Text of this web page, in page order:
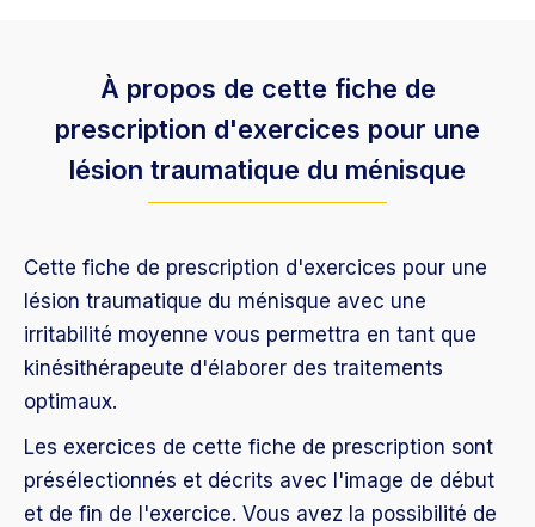
À propos de cette fiche de
prescription d'exercices pour une
lésion traumatique du ménisque
Cette fiche de prescription d'exercices pour une
lésion traumatique du ménisque avec une
irritabilité moyenne vous permettra en tant que
kinésithérapeute d'élaborer des traitements
optimaux.
Les exercices de cette fiche de prescription sont
présélectionnés et décrits avec l'image de début
et de fin de l'exercice. Vous avez la possibilité de